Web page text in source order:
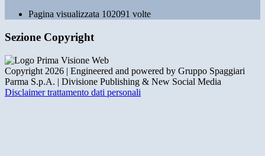
Pagina visualizzata 102091 volte
Sezione Copyright
Copyright 2026 | Engineered and powered by Gruppo Spaggiari
Parma S.p.A. | Divisione Publishing & New Social Media
Disclaimer trattamento dati personali